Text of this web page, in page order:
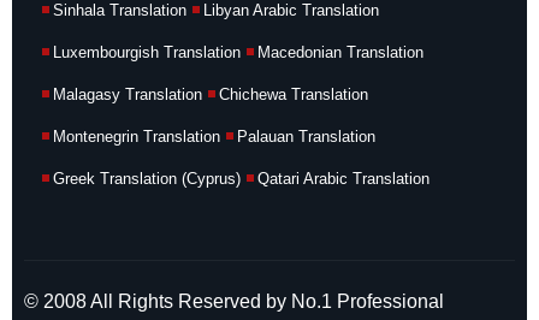
Sinhala Translation Libyan Arabic Translation
Luxembourgish Translation Macedonian Translation
Malagasy Translation Chichewa Translation
Montenegrin Translation Palauan Translation
Greek Translation (Cyprus) Qatari Arabic Translation
© 2008 All Rights Reserved by No.1 Professional